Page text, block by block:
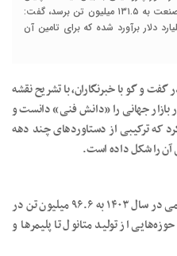
برنامه هفتم باید ظرفیت اسمی کل این صنعت به ۱۳۱.۵ میلیون تن برسد، گفت:
مالی مورد نیاز این پروژه‌ها ۲۴ میلیارد دلار برآورد شده که برای تامین آن
و گو با خبرنگاران، با تشریح نقشه
بازار جهانی را «دانش فنی» دانست و
که ترکیبی از دستاوردهای چند دهه
آن را شکل داده است.
وی افزود: ظرفیت اسمی صنعت پتروشیمی در سال ۱۴۰۳ به ۹۶.۶ میلیون تن در
فعال در حوزه‌هایی از تولید متانول تا پلیمرها و